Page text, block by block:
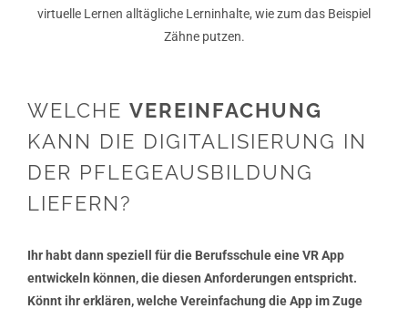
virtuelle Lernen alltägliche Lerninhalte, wie zum das Beispiel
Zähne putzen.
WELCHE VEREINFACHUNG
KANN DIE DIGITALISIERUNG IN
DER PFLEGEAUSBILDUNG
LIEFERN?
Ihr habt dann speziell für die Berufsschule eine VR App
entwickeln können, die diesen Anforderungen entspricht.
Könnt ihr erklären, welche Vereinfachung die App im Zuge